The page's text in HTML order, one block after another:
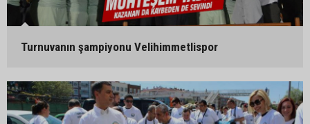
Turnuvanın şampiyonu Velihimmetlispor